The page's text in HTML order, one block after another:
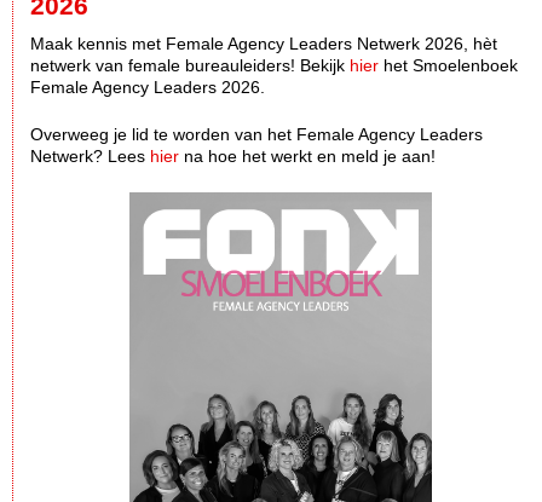
2026
Maak kennis met Female Agency Leaders Netwerk 2026, hèt
netwerk van female bureauleiders! Bekijk hier het Smoelenboek
Female Agency Leaders 2026.
Overweeg je lid te worden van het Female Agency Leaders
Netwerk? Lees hier na hoe het werkt en meld je aan!